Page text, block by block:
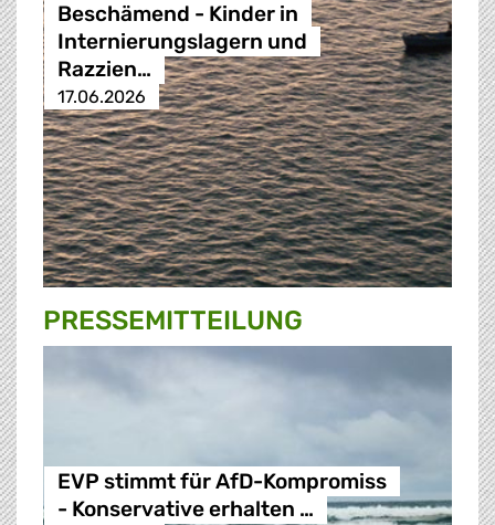
Beschämend - Kinder in
Internierungslagern und
Razzien…
17.06.2026
PRESSE­MITTEILUNG
EVP stimmt für AfD-Kompromiss
- Konservative erhalten …